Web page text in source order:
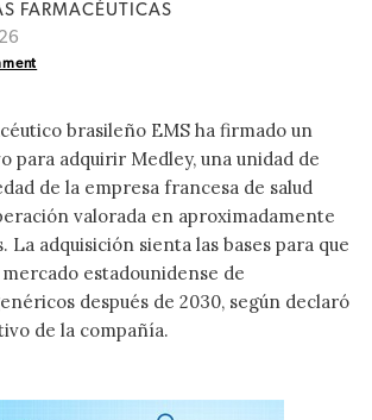
FARMACÉUTICAS
brasileño EMS ha firmado un
para adquirir Medley, una unidad de
de la empresa francesa de salud
valorada en aproximadamente
La adquisición sienta las bases para que
estadounidense de
después de 2030, según declaró
de la compañía.